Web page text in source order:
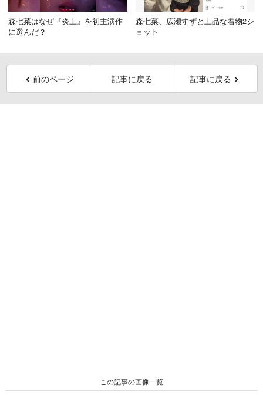
森七菜はなぜ『炎上』を初主演作
に選んだ？
森七菜、広瀬すずと上品な着物2シ
ョット
前のページ 記事に戻る 記事に戻る
この記事の画像一覧